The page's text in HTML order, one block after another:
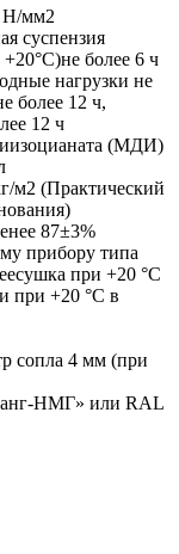
Н/мм2
суспензия
+20°С)не более 6 ч
нагрузки не
более 12 ч,
12 ч
(МДИ)
м2 (Практический
87±3%
прибору типа
сушка при +20 °C
при +20 °C в
сопла 4 мм (при
НМГ» или RAL